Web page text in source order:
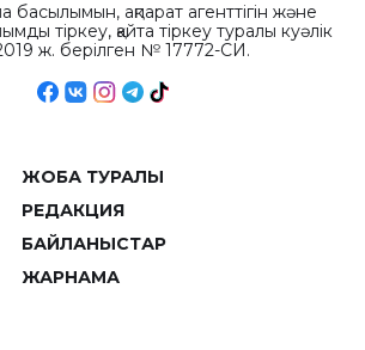
басылымын, ақпарат агенттігін және
тіркеу, қайта тіркеу туралы куәлік
ж. берілген № 17772-СИ.
ЖОБА ТУРАЛЫ
РЕДАКЦИЯ
БАЙЛАНЫСТАР
ЖАРНАМА